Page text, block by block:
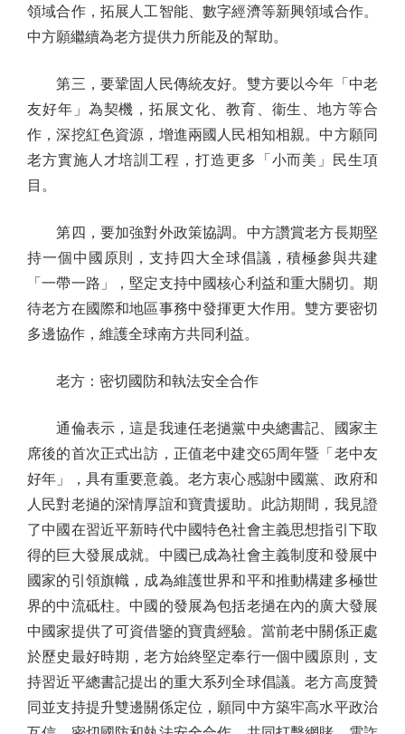
領域合作，拓展人工智能、數字經濟等新興領域合作。
中方願繼續為老方提供力所能及的幫助。
第三，要鞏固人民傳統友好。雙方要以今年「中老
友好年」為契機，拓展文化、教育、衞生、地方等合
作，深挖紅色資源，增進兩國人民相知相親。中方願同
老方實施人才培訓工程，打造更多「小而美」民生項
目。
第四，要加強對外政策協調。中方讚賞老方長期堅
持一個中國原則，支持四大全球倡議，積極參與共建
「一帶一路」，堅定支持中國核心利益和重大關切。期
待老方在國際和地區事務中發揮更大作用。雙方要密切
多邊協作，維護全球南方共同利益。
老方：密切國防和執法安全合作
通倫表示，這是我連任老撾黨中央總書記、國家主
席後的首次正式出訪，正值老中建交65周年暨「老中友
好年」，具有重要意義。老方衷心感謝中國黨、政府和
人民對老撾的深情厚誼和寶貴援助。此訪期間，我見證
了中國在習近平新時代中國特色社會主義思想指引下取
得的巨大發展成就。中國已成為社會主義制度和發展中
國家的引領旗幟，成為維護世界和平和推動構建多極世
界的中流砥柱。中國的發展為包括老撾在內的廣大發展
中國家提供了可資借鑒的寶貴經驗。當前老中關係正處
於歷史最好時期，老方始終堅定奉行一個中國原則，支
持習近平總書記提出的重大系列全球倡議。老方高度贊
同並支持提升雙邊關係定位，願同中方築牢高水平政治